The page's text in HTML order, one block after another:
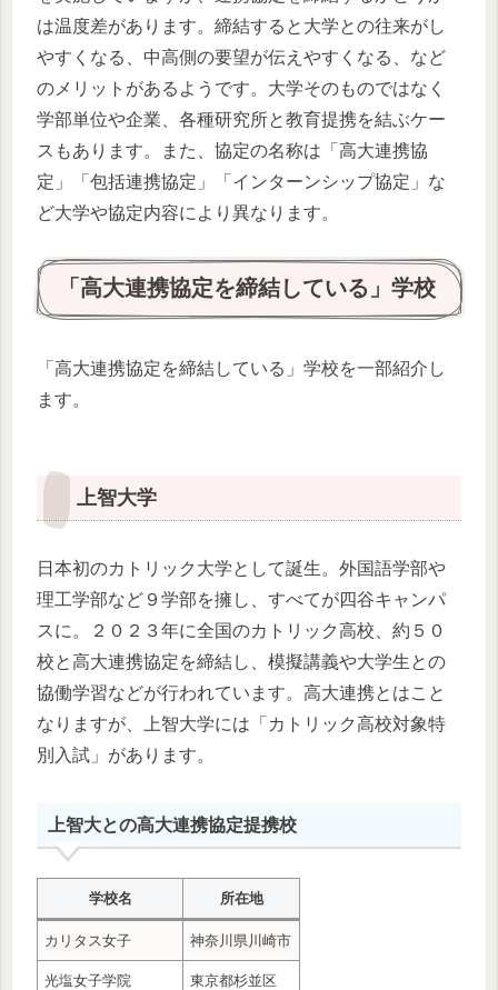
は温度差があります。締結すると大学との往来がし
やすくなる、中高側の要望が伝えやすくなる、など
のメリットがあるようです。大学そのものではなく
学部単位や企業、各種研究所と教育提携を結ぶケー
スもあります。また、協定の名称は「高大連携協
定」「包括連携協定」「インターンシップ協定」な
ど大学や協定内容により異なります。
「高大連携協定を締結している」学校
「高大連携協定を締結している」学校を一部紹介し
ます。
上智大学
日本初のカトリック大学として誕生。外国語学部や
理工学部など９学部を擁し、すべてが四谷キャンパ
スに。２０２３年に全国のカトリック高校、約５０
校と高大連携協定を締結し、模擬講義や大学生との
協働学習などが行われています。高大連携とはこと
なりますが、上智大学には「カトリック高校対象特
別入試」があります。
上智大との高大連携協定提携校
学校名 所在地
カリタス女子 神奈川県川崎市
光塩女子学院 東京都杉並区